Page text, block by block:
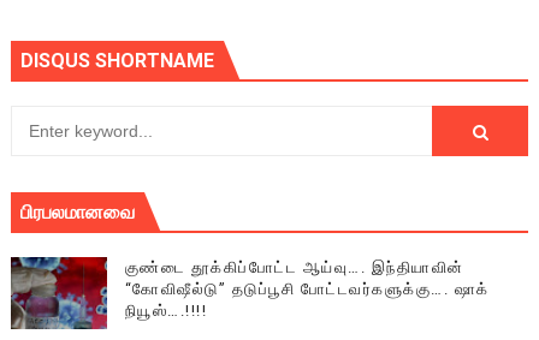
DISQUS SHORTNAME
பிரபலமானவை
குண்டை தூக்கிப்போட்ட ஆய்வு…. இந்தியாவின்
“கோவிஷீல்டு” தடுப்பூசி போட்டவர்களுக்கு…. ஷாக்
நியூஸ்….!!!!